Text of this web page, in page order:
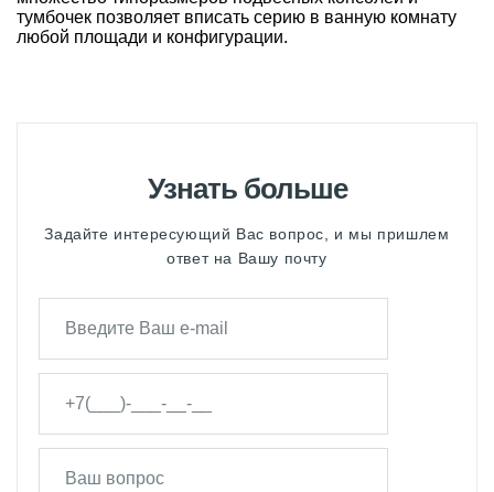
тумбочек позволяет вписать серию в ванную комнату
любой площади и конфигурации.
Узнать больше
Задайте интересующий Вас вопрос, и мы пришлем
ответ на Вашу почту